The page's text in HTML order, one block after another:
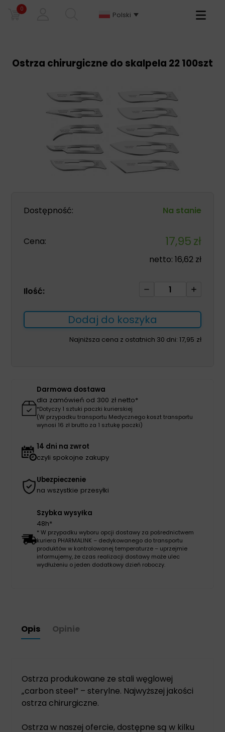
0
Polski
Primary
Ostrza chirurgiczne do skalpela 22 100szt
Dostępność: Na stanie
Cena: 17,95zł
netto: 16,62 zł
Ilość:
ilość
chirurgiczne
do
skalpela
Dodaj do koszyka
Najniższa cena z ostatnich 30 dni: 17,95 zł
Darmowa dostawa
dla zamówień od 300 zł netto*
*Dotyczy 1 sztuki paczki kurierskiej
(W przypadku transportu Medycznego koszt transportu
wynosi 16 zł brutto za 1 sztukę paczki)
14 dni na zwrot
czyli spokojne zakupy
Ubezpieczenie
na wszystkie przesyłki
Szybka wysyłka
48h*
* W przypadku wyboru opcji dostawy za pośrednictwem
kuriera PHARMALINK – dedykowanego do transportu
produktów w kontrolowanej temperaturze – uprzejmie
informujemy, że czas realizacji dostawy może ulec
wydłużeniu o jeden dodatkowy dzień roboczy.
Opis Opinie
Ostrza produkowane ze stali węglowej
„carbon steel” – sterylne. Najwyższej jakości
ostrza chirurgiczne.
Ostrza w naszej ofercie, dostępne są w kilku